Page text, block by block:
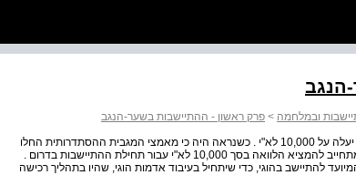
הנגב
ובמלחמה > פרק ראשון - ההתיישבות בשער-הנגב
28 הנגב בהתיישבות ובמלחמה יישוב אחד לא יעלה על 10,000 לא"י . כשנראה היה כי מאמצי המגבית ההסתדרותית החלו
לשאת פרי הודיע הרצפלד במאי 1941 שהוא מתחייב להמציא הלוואה בסך 10,000 לא"י עבור תחילת ההתיישבות בדרום .
להתיישב בהוגי, כדי שיתחיל בעיבוד אדמות הוגי, שהיו בתהליך רכישה